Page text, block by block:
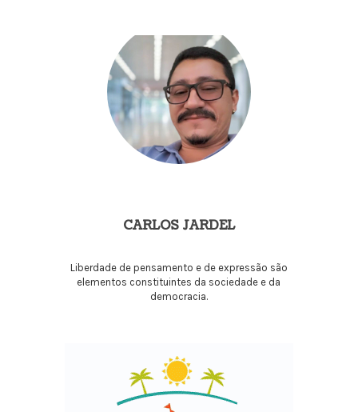
CARLOS JARDEL
Liberdade de pensamento e de expressão são
elementos constituintes da sociedade e da
democracia.